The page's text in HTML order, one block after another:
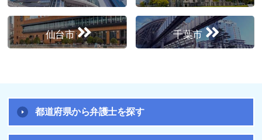
仙台市 千葉市
都道府県から弁護士を探す